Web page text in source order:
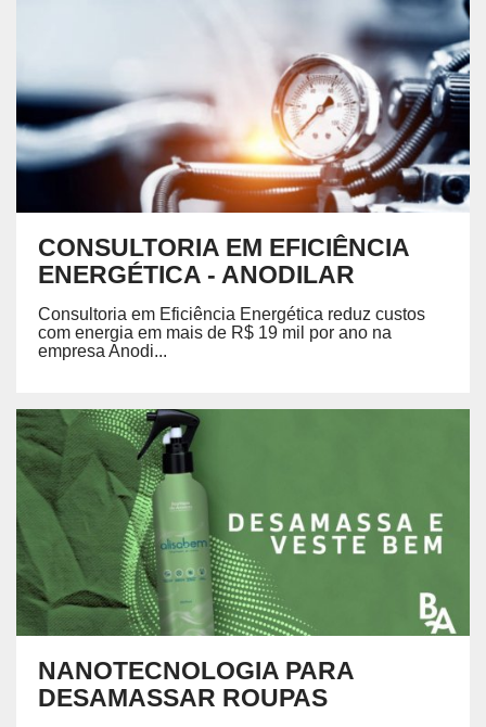
CONSULTORIA EM EFICIÊNCIA
ENERGÉTICA - ANODILAR
Consultoria em Eficiência Energética reduz custos
com energia em mais de R$ 19 mil por ano na
empresa Anodi...
NANOTECNOLOGIA PARA
DESAMASSAR ROUPAS